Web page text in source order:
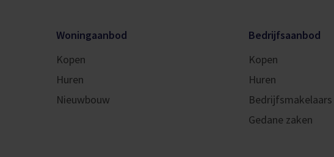
Woningaanbod
Kopen
Huren
Nieuwbouw
Bedrijfsaanbod
Kopen
Huren
Bedrijfsmakelaars
Gedane zaken